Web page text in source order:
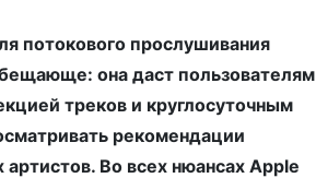
потокового прослушивания
она даст пользователям
треков и круглосуточным
рекомендации
Во всех нюансах Apple